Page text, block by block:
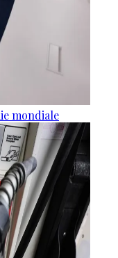
mondiale